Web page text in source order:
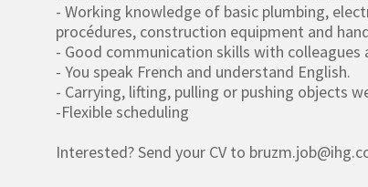
- Working knowledge of basic plumbing,
procédures, construction equipment and
- Good communication skills with colleagues
- You speak French and understand English.
- Carrying, lifting, pulling or pushing objects
-Flexible scheduling
Interested? Send your CV to